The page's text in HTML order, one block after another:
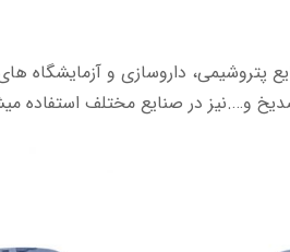
پتروشیمی، داروسازی و آزمایشگاه
و….نیز در صنایع مختلف استفاده